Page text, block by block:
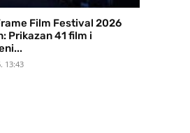
Film Festival 2026
Prikazan 41 film i
13:43